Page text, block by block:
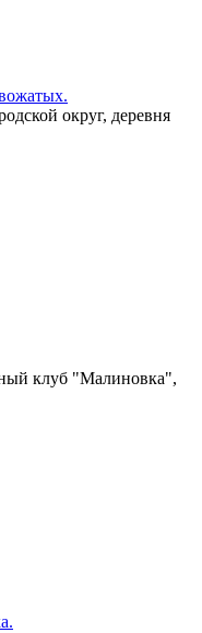
округ, деревня
клуб "Малиновка",